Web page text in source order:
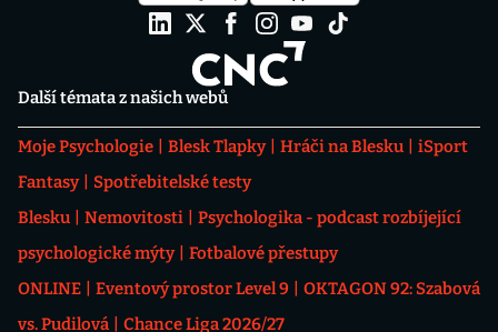
Další témata z našich webů
Moje Psychologie Blesk Tlapky Hráči na Blesku
iSport
Fantasy
Spotřebitelské testy
Blesku
Nemovitosti
Psychologika - podcast rozbíjející
psychologické mýty
Fotbalové přestupy
ONLINE
Eventový prostor Level 9
OKTAGON 92: Szabová
vs. Pudilová
Chance Liga 2026/27